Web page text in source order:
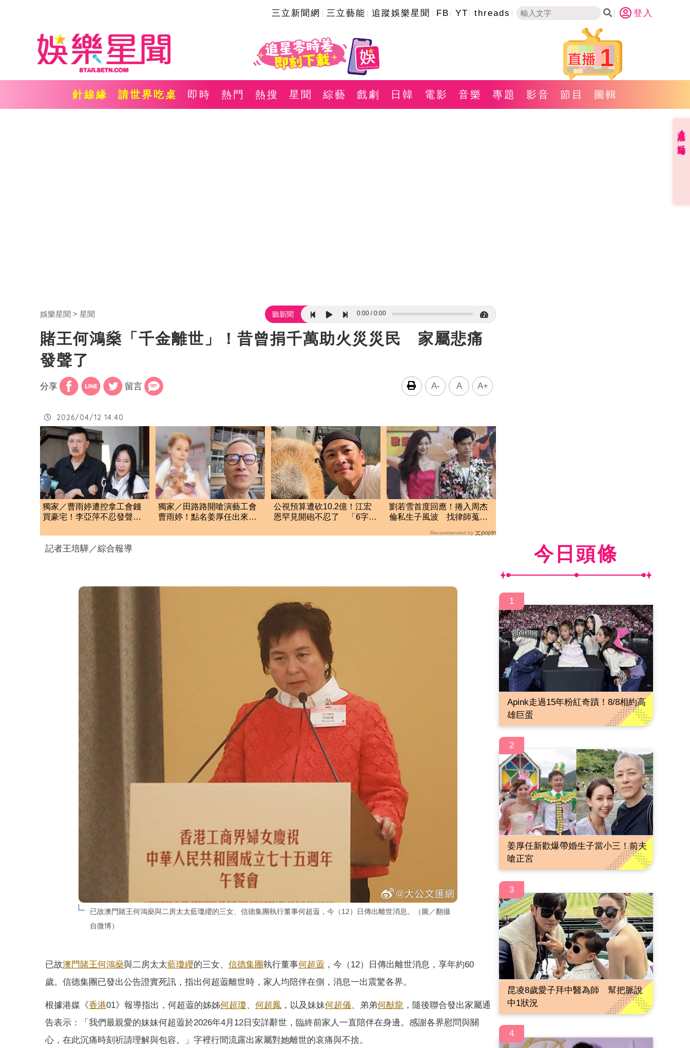
三立新聞網 三立藝能 追蹤娛樂星聞 FB YT threads 登入
1
針線緣 請世界吃桌 即時 熱門 熱搜 星聞 綜藝 戲劇 日韓 電影 音樂 專題 影音 節目 圖輯
娛樂星聞 星聞 聽新聞 0:00 0:00
賭王何鴻燊「千金離世」！昔曾捐千萬助火災災民 家屬悲痛
發聲了
分享 留言 A- A A+
2026/04/12 14:40
獨家／曹雨婷遭控拿工會錢
買豪宅！李亞萍不忍發聲：
獨家／田路路開嗆演藝工會
曹雨婷！點名姜厚任出來
公視預算遭砍10.2億！江宏
恩罕見開砲不忍了 「6字酸
劉若雪首度回應！捲入周杰
倫私生子風波 找律師蒐證
Recommended by
記者王培驊／綜合報導
已故澳門賭王何鴻燊與二房太太藍瓊纓的三女、信德集團執行董事何超蕸，今（12）日傳出離世消息。（圖／翻攝
自微博）
已故澳門賭王何鴻燊與二房太太藍瓊纓的三女、 信德集團執行董事何超蕸 ，今（12）日傳出離世消息，享年約60
歲。信德集團已發出公告證實死訊，指出何超蕸離世時，家人均陪伴在側，消息一出震驚各界。
根據港媒《香港01》報導指出，何超蕸的姊姊何超瓊、 何超鳳 ，以及妹妹何超儀、弟弟何猷龍 ，隨後聯合發出家屬通
告表示：「我們最親愛的妹妹何超蕸於2026年4月12日安詳辭世，臨終前家人一直陪伴在身邊。感謝各界慰問與關
心，在此沉痛時刻祈請理解與包容。」字裡行間流露出家屬對她離世的哀痛與不捨。
今日頭條
1
Apink走過15年粉紅奇蹟！8/8相約高
雄巨蛋
2
姜厚任新歡爆帶婚生子當小三！前夫
嗆正宮
3
昆凌8歲愛子拜中醫為師 幫把脈說
中1狀況
4
直播✦活動